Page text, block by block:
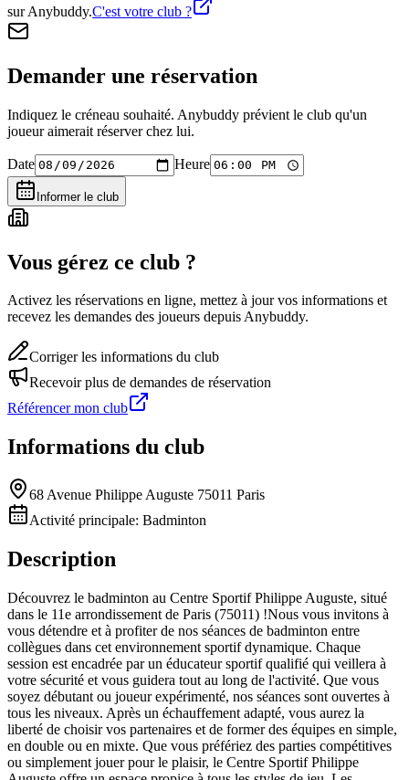
sur Anybuddy.C'est votre club ?
Demander une réservation
Indiquez le créneau souhaité. Anybuddy prévient le club qu'un
joueur aimerait réserver chez lui.
Date Heure
Informer le club
Vous gérez ce club ?
Activez les réservations en ligne, mettez à jour vos informations et
recevez les demandes des joueurs depuis Anybuddy.
Corriger les informations du club
Recevoir plus de demandes de réservation
Référencer mon club
Informations du club
68 Avenue Philippe Auguste 75011 Paris
Activité principale: Badminton
Description
Découvrez le badminton au Centre Sportif Philippe Auguste, situé
dans le 11e arrondissement de Paris (75011) !Nous vous invitons à
vous détendre et à profiter de nos séances de badminton entre
collègues dans cet environnement sportif dynamique. Chaque
session est encadrée par un éducateur sportif qualifié qui veillera à
votre sécurité et vous guidera tout au long de l'activité. Que vous
soyez débutant ou joueur expérimenté, nos séances sont ouvertes à
tous les niveaux. Après un échauffement adapté, vous aurez la
liberté de choisir vos partenaires et de former des équipes en simple,
en double ou en mixte. Que vous préfériez des parties compétitives
ou simplement jouer pour le plaisir, le Centre Sportif Philippe